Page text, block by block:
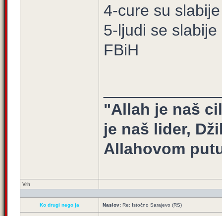
4-cure su
5-ljudi se
FBiH
"Allah je naš
je naš lider,
Allahovom
Vrh
Ko drugi nego ja Naslov: Re: Istočno Sarajevo (RS)